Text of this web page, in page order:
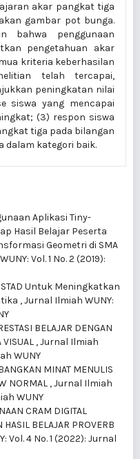
akar pangkat tiga
gambar pot bunga.
bahwa penggunaan
pengetahuan akar
kriteria keberhasilan
telah tercapai,
peningkatan nilai
siswa yang mencapai
(3) respon siswa
tiga pada bilangan
dalam kategori baik.
Aplikasi Tiny-
Hasil Belajar Peserta
Geometri di SMA
Vol. 1 No. 2 (2019):
Untuk Meningkatkan
,Jurnal Ilmiah WUNY:
BELAJAR DENGAN
VISUAL ,Jurnal Ilmiah
WUNY
MINAT MENULIS
NORMAL ,Jurnal Ilmiah
WUNY
CRAM DIGITAL
BELAJAR PROVERB
Vol. 4 No. 1 (2022): Jurnal